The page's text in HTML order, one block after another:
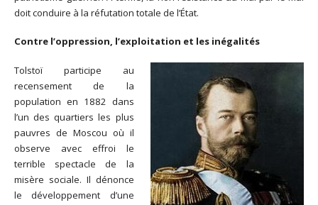
doit conduire à la réfutation totale de l’État.
Contre l’oppression, l’exploitation et les inégalités
Tolstoï participe au
recensement de la
population en 1882 dans
l’un des quartiers les plus
pauvres de Moscou où il
observe avec effroi le
terrible spectacle de la
misère sociale. Il dénonce
le développement d’une